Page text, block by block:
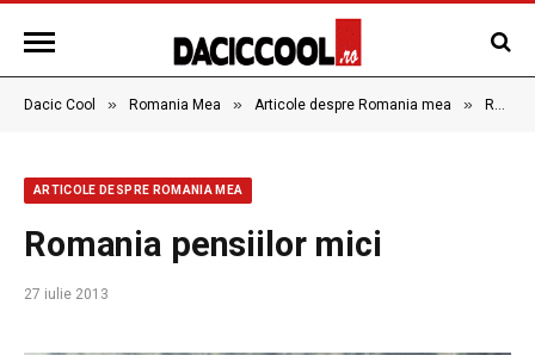
Dacic Cool » Romania Mea » Articole despre Romania mea » Romania pensiilor mici
ARTICOLE DESPRE ROMANIA MEA
Romania pensiilor mici
27 iulie 2013